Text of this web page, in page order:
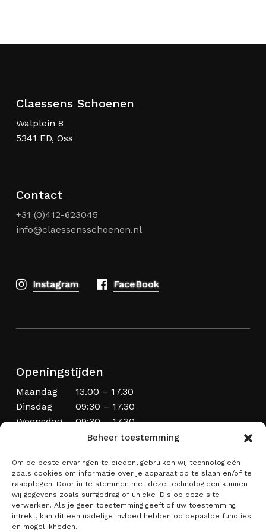
Beheer toestemming
Om de beste ervaringen te bieden, gebruiken wij technologieën
zoals cookies om informatie over je apparaat op te slaan en/of te
raadplegen. Door in te stemmen met deze technologieën kunnen
wij gegevens zoals surfgedrag of unieke ID's op deze site
verwerken. Als je geen toestemming geeft of uw toestemming
intrekt, kan dit een nadelige invloed hebben op bepaalde functies
en mogelijkheden.
worden
Claessens Schoenen
Walplein 8
5341 ED, Oss
Contact
+31 (0)412-623045
info@claessensschoenen.nl
Instagram FaceBook
Openingstijden
Maandag
13.00 – 17.30
Dinsdag
09:30 – 17.30
Woensdag
09:30 – 17.30
09:30 – 20.00
Zaterdag
09:00 – 17:00
Zondag
Laatste zondag van de maand